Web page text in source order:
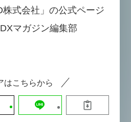
式会社」の公式ページ
マガジン編集部
はこちらから